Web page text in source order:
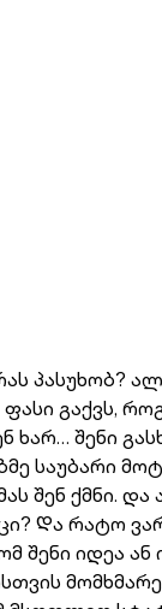
პასუხობ?
გაქვს,
შენი
საუბარი
შენ ქმნი. და
Და რატო
შენი იდეა